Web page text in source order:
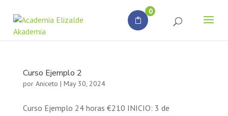
0
productos
Curso Ejemplo 2
por Aniceto | May 30, 2024
Curso Ejemplo 24 horas €210 INICIO: 3 de